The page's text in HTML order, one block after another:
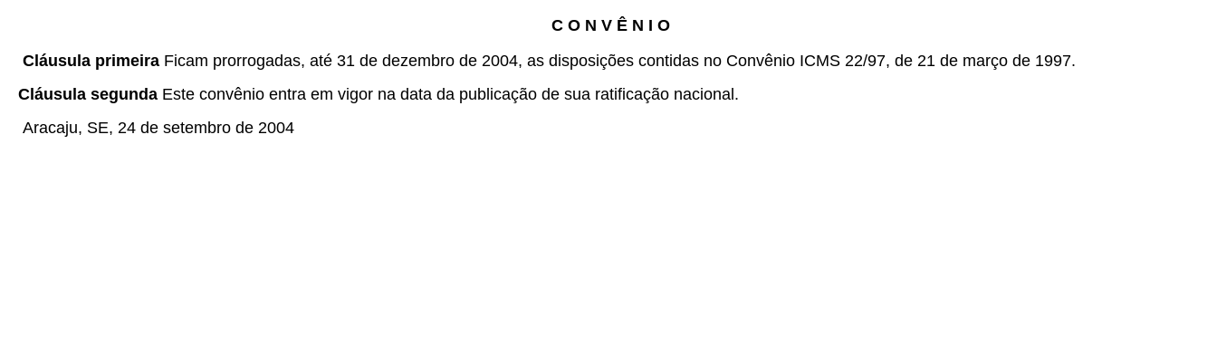
C O N V Ê N I O
Cláusula primeira Ficam prorrogadas, até 31 de dezembro de 2004, as disposições contidas no Convênio ICMS 22/97, de 21 de março de 1997.
Cláusula segunda Este convênio entra em vigor na data da publicação de sua ratificação nacional.
Aracaju, SE, 24 de setembro de 2004